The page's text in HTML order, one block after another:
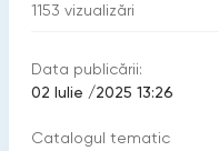
1153 vizualizări
Data publicării:
02 Iulie /2025 13:26
Catalogul tematic